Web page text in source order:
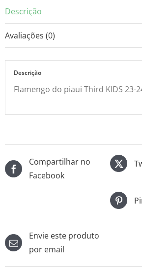
Descrição
Avaliações (0)
Descrição
Flamengo do piaui Third KIDS 23-
Compartilhar no
Facebook
Envie este produto
por email